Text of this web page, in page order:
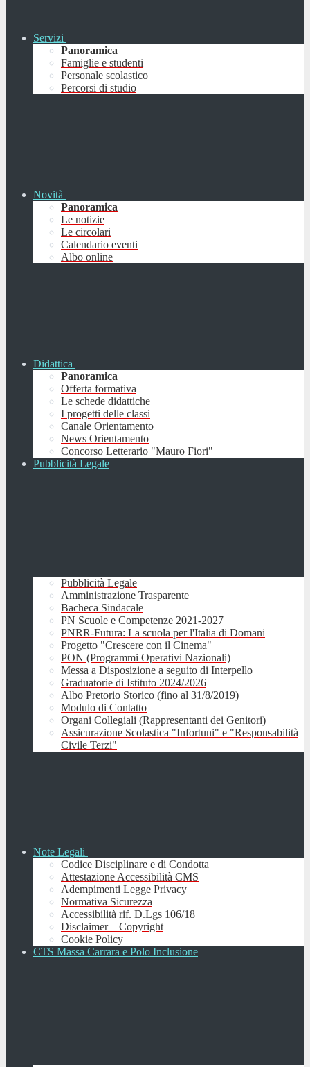
Servizi
Panoramica
Famiglie e studenti
Personale scolastico
Percorsi di studio
Novità
Panoramica
Le notizie
Le circolari
Calendario eventi
Albo online
Didattica
Panoramica
Offerta formativa
Le schede didattiche
I progetti delle classi
Canale Orientamento
News Orientamento
Concorso Letterario "Mauro Fiori"
Pubblicità Legale
Pubblicità Legale
Amministrazione Trasparente
Bacheca Sindacale
PN Scuole e Competenze 2021-2027
PNRR-Futura: La scuola per l'Italia di Domani
Progetto "Crescere con il Cinema"
PON (Programmi Operativi Nazionali)
Messa a Disposizione a seguito di Interpello
Graduatorie di Istituto 2024/2026
Albo Pretorio Storico (fino al 31/8/2019)
Modulo di Contatto
Organi Collegiali (Rappresentanti dei Genitori)
Assicurazione Scolastica "Infortuni" e "Responsabilità
Civile Terzi"
Note Legali
Codice Disciplinare e di Condotta
Attestazione Accessibilità CMS
Adempimenti Legge Privacy
Normativa Sicurezza
Accessibilità rif. D.Lgs 106/18
Disclaimer – Copyright
Cookie Policy
CTS Massa Carrara e Polo Inclusione